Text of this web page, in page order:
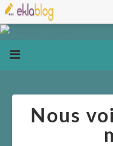
Nous